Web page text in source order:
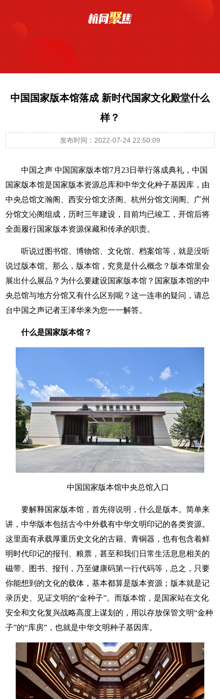
中国国家版本馆落成 新时代国家文化殿堂什么
样？
发布时间：2022-07-24 22:50:09
中国之声中国国家版本馆7月23日举行落成典礼，中国
国家版本馆是国家版本资源总库和中华文化种子基因库，由
中央总馆文瀚阁、西安分馆文济阁、杭州分馆文润阁、广州
分馆文沁阁组成，历时三年建设，目前均已竣工，开馆后将
全面履行国家版本资源保藏和传承的职责。
听说过图书馆、博物馆、文化馆、档案馆等，就是没听
说过版本馆。那么，版本馆，究竟是什么概念？版本馆里会
展出什么展品？为什么要建设国家版本馆？国家版本馆的中
央总馆与地方分馆又有什么区别呢？这一连串的疑问，请总
台中国之声记者王泽华来为您一一解答。
什么是国家版本馆？
中国国家版本馆中央总馆入口
要解释国家版本馆，首先得说明，什么是版本。简单来
讲，中华版本包括古今中外载有中华文明印记的各类资源。
这里面有承载厚重历史文化的古籍、青铜器，也有包含着鲜
明时代印记的报刊、粮票，甚至和我们日常生活息息相关的
磁带、图书、报刊，乃至健康码第一行代码等，总之，只要
你能想到的文化的载体，基本都算是版本资源；版本就是记
录历史、见证文明的“金种子”。而版本馆，是国家站在文化
安全和文化复兴战略高度上谋划的，用以存放保管文明“金种
子”的“库房”，也就是中华文明种子基因库。